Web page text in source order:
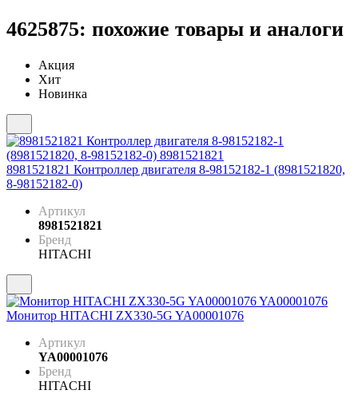
4625875: похожие товары и аналоги
Акция
Хит
Новинка
8981521821 Контроллер двигателя 8-98152182-1 (8981521820,
8-98152182-0)
Артикул
8981521821
Бренд
HITACHI
Монитор HITACHI ZX330-5G YA00001076
Артикул
YA00001076
Бренд
HITACHI